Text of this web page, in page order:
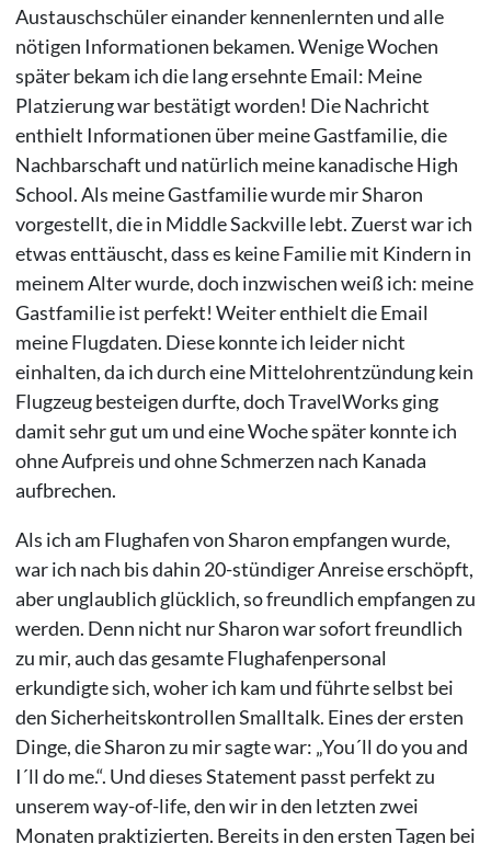
Austauschschüler einander kennenlernten und alle
nötigen Informationen bekamen. Wenige Wochen
später bekam ich die lang ersehnte Email: Meine
Platzierung war bestätigt worden! Die Nachricht
enthielt Informationen über meine Gastfamilie, die
Nachbarschaft und natürlich meine kanadische High
School. Als meine Gastfamilie wurde mir Sharon
vorgestellt, die in Middle Sackville lebt. Zuerst war ich
etwas enttäuscht, dass es keine Familie mit Kindern in
meinem Alter wurde, doch inzwischen weiß ich: meine
Gastfamilie ist perfekt! Weiter enthielt die Email
meine Flugdaten. Diese konnte ich leider nicht
einhalten, da ich durch eine Mittelohrentzündung kein
Flugzeug besteigen durfte, doch TravelWorks ging
damit sehr gut um und eine Woche später konnte ich
ohne Aufpreis und ohne Schmerzen nach Kanada
aufbrechen.
Als ich am Flughafen von Sharon empfangen wurde,
war ich nach bis dahin 20-stündiger Anreise erschöpft,
aber unglaublich glücklich, so freundlich empfangen zu
werden. Denn nicht nur Sharon war sofort freundlich
zu mir, auch das gesamte Flughafenpersonal
erkundigte sich, woher ich kam und führte selbst bei
den Sicherheitskontrollen Smalltalk. Eines der ersten
Dinge, die Sharon zu mir sagte war: „You´ll do you and
I´ll do me.“. Und dieses Statement passt perfekt zu
unserem way-of-life, den wir in den letzten zwei
Monaten praktizierten. Bereits in den ersten Tagen bei